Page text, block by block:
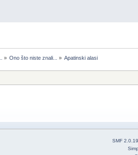
» Ono što niste znali... » Apatinski alasi
SMF 2.0.19